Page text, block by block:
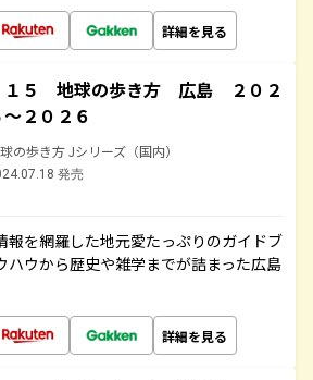
詳細を見る
１５ 地球の歩き方 広島 ２０２
～２０２６
の歩き方 Jシリーズ（国内）
発売
報を網羅した地元愛たっぷりのガイドブ
ハウから歴史や雑学までが詰まった広島
詳細を見る